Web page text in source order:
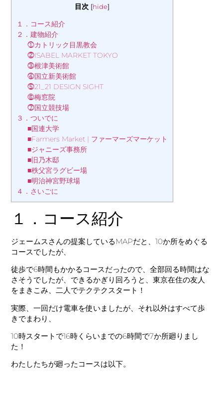
目次 [hide]
１．コース紹介
２．建物紹介
⓵カトリック目黒教会
⓶ISABEL MARKET TOKYO
⓷根津美術館
⓸国立新美術館
⓹21_21 DESIGN SIGHT
⓺梅窓院
⓻国立競技場
３．ついでに
■国連大学
■Farmers Market | ファーマーズマーケット
■ジャニーズ事務所
■旧乃木邸
■秩父宮ラグビー場
■明治神宮野球場
４．さいごに
１．コース紹介
ジェームスさんの提案しているMAPだと、10か所をめぐる
コースでしたが、
徒歩で6時間もかかるコースだったので、全部回る時間はな
さそうでしたが、できるかぎり回ろうと、東京在住の友人
をまきこみ、二人でテクテクスタート！
実際、一回だけ電車を使いましたが、それ以外はすべて歩
きでまわり、
10時スタートで16時くらいまでの6時間で7か所廻りまし
た！
わたしたちが廻ったコースは以下。